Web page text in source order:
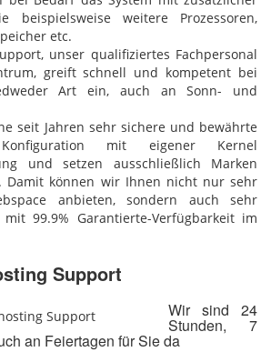
beispielsweise weitere Prozessoren,
etc.
unser qualifiziertes Fachpersonal
greift schnell und kompetent bei
Art ein, auch an Sonn- und
seit Jahren sehr sichere und bewährte
mit eigener Kernel
und setzen ausschließlich Marken
Damit können wir Ihnen nicht nur sehr
anbieten, sondern auch sehr
mit 99.9% Garantierte-Verfügbarkeit im
Support
Wir sind 24
Stunden, 7
an Feiertagen für Sie da